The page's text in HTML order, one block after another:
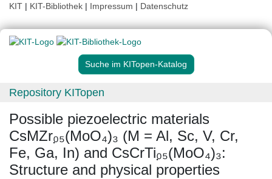
KIT | KIT-Bibliothek | Impressum | Datenschutz
Suche im KITopen-Katalog
Repository KITopen
Possible piezoelectric materials
CsMZr₀̣₅(MoO₄)₃ (M = Al, Sc, V, Cr,
Fe, Ga, In) and CsCrTi₀̣₅(MoO₄)₃:
Structure and physical properties